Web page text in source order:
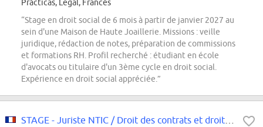
Prácticas, Legal, Francés
“Stage en droit social de 6 mois à partir de janvier 2027 au
sein d'une Maison de Haute Joaillerie. Missions : veille
juridique, rédaction de notes, préparation de commissions
et formations RH. Profil recherché : étudiant en école
d'avocats ou titulaire d'un 3ème cycle en droit social.
Expérience en droit social appréciée.”